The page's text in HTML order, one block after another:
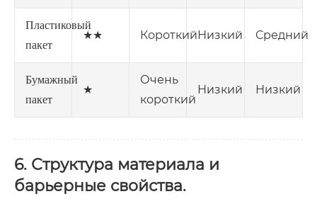
Пластиковый
пакет
★★ Короткий Низкий Средний
Бумажный
пакет
★
Очень
короткий
Низкий Низкий
6. Структура материала и
барьерные свойства.